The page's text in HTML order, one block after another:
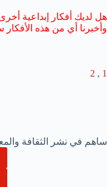
هل لديك أفكار إبداعية
وأخبرنا أي من هذه الأفكار
1
,
2
ساهم في نشر الثقافة